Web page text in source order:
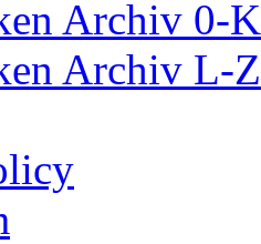
Archiv 0-K
Archiv L-Z